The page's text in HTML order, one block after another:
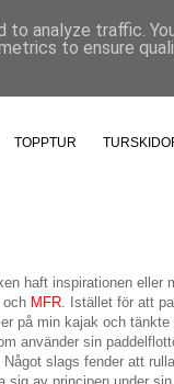
TOPPTUR
haft inspirationen eller
och MFR. Istället för att
på min kajak och tänkte
använder sin
slags fender att
analyze traffic.
to ensure